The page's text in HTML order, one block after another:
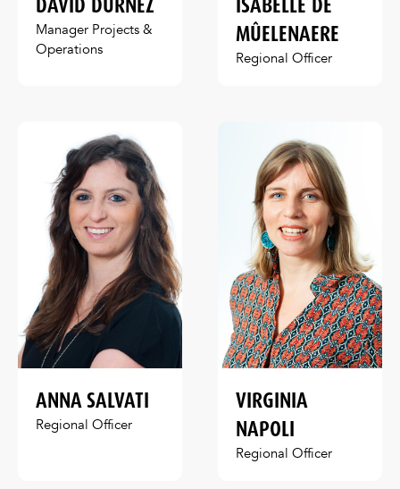
Manager Projects &
Operations
MÛELENAERE
Regional Officer
ANNA SALVATI
Regional Officer
VIRGINIA
NAPOLI
Regional Officer